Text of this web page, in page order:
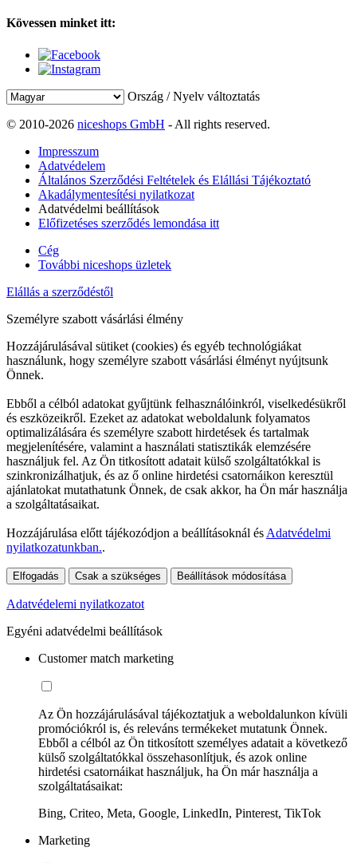
Kövessen minket itt:
Ország / Nyelv változtatás
© 2010-2026 niceshops GmbH - All rights reserved.
Impresszum
Adatvédelem
Általános Szerződési Feltételek és Elállási Tájékoztató
Akadálymentesítési nyilatkozat
Adatvédelmi beállítások
Előfizetéses szerződés lemondása itt
Cég
További niceshops üzletek
Elállás a szerződéstől
Személyre szabott vásárlási élmény
Hozzájárulásával sütiket (cookies) és egyéb technológiákat
használunk, hogy személyre szabott vásárlási élményt nyújtsunk
Önnek.
Ebből a célból adatokat gyűjtünk felhasználóinkról, viselkedésükről
és eszközeikről. Ezeket az adatokat weboldalunk folyamatos
optimalizálására és személyre szabott hirdetések és tartalmak
megjelenítésére, valamint a használati statisztikák elemzésére
használjuk fel. Az Ön titkosított adatait külső szolgáltatókkal is
szinkronizálhatjuk, és az ő online hirdetési csatornáikon keresztül
ajánlatokat mutathatunk Önnek, de csak akkor, ha Ön már használja
a szolgáltatásaikat.
Hozzájárulása előtt tájékozódjon a beállításoknál és Adatvédelmi
nyilatkozatunkban..
Elfogadás Csak a szükséges Beállítások módosítása
Adatvédelemi nyilatkozatot
Egyéni adatvédelmi beállítások
Customer match marketing
Az Ön hozzájárulásával tájékoztatjuk a weboldalunkon kívüli
promóciókról is, és releváns termékeket mutatunk Önnek.
Ebből a célból az Ön titkosított személyes adatait a következő
külső szolgáltatókkal összehasonlítjuk, és azok online
hirdetési csatornáikat használjuk, ha Ön már használja a
szolgáltatásaikat:
Bing, Criteo, Meta, Google, LinkedIn, Pinterest, TikTok
Marketing